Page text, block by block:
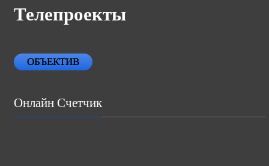
Телепроекты
ОБЪЕКТИВ
Онлайн Счетчик